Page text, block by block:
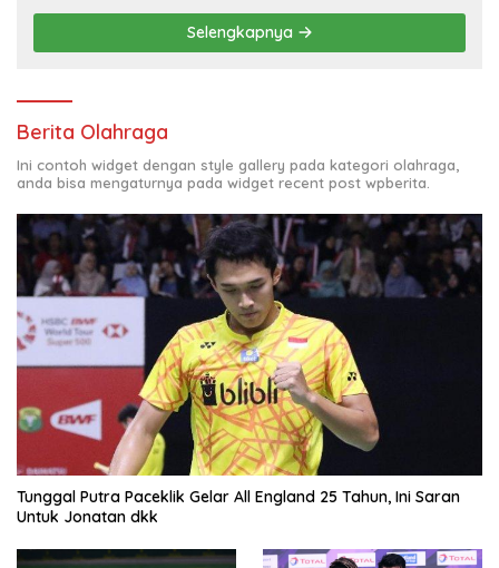
Selengkapnya
Berita Olahraga
Ini contoh widget dengan style gallery pada kategori olahraga,
anda bisa mengaturnya pada widget recent post wpberita.
Tunggal Putra Paceklik Gelar All England 25 Tahun, Ini Saran
Untuk Jonatan dkk